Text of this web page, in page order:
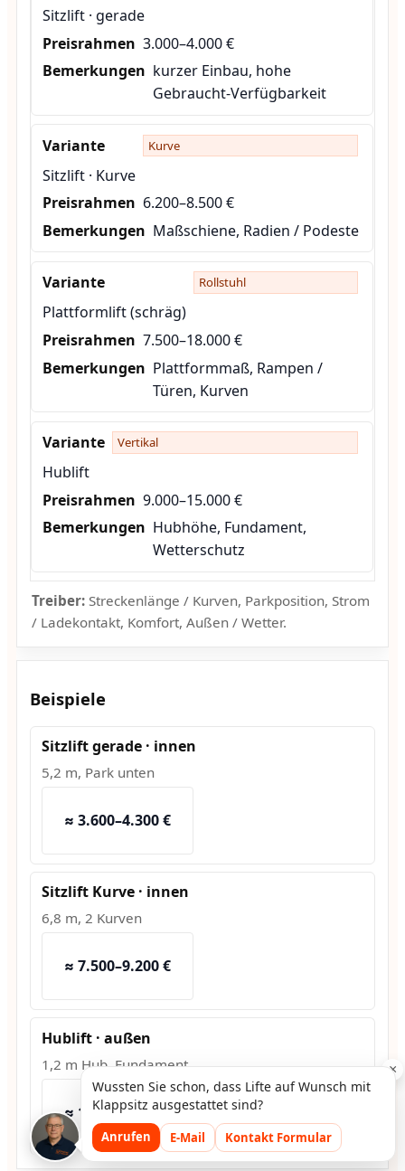
Sitzlift · gerade
3.000–4.000 €
kurzer Einbau, hohe
Gebraucht-Verfügbarkeit
Kurve
Sitzlift · Kurve
6.200–8.500 €
Maßschiene, Radien / Podeste
Rollstuhl
Plattformlift (schräg)
7.500–18.000 €
Plattformmaß, Rampen /
Türen, Kurven
Vertikal
Hublift
9.000–15.000 €
Hubhöhe, Fundament,
Wetterschutz
Treiber:Streckenlänge / Kurven, Parkposition, Strom
/ Ladekontakt, Komfort, Außen / Wetter.
Beispiele
Sitzlift gerade · innen
5,2 m, Park unten
≈ 3.600–4.300 €
Sitzlift Kurve · innen
6,8 m, 2 Kurven
≈ 7.500–9.200 €
Hublift · außen
1,2 m Hub, Fundament
≈ 10.800–13.500 €
×
Wussten Sie schon, dass Lifte auf Wunsch mit
Klappsitz ausgestattet sind?
Anrufen E-Mail Kontakt Formular